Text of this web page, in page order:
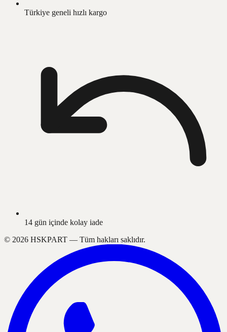
Türkiye geneli hızlı kargo
14 gün içinde kolay iade
© 2026 HSKPART — Tüm hakları saklıdır.